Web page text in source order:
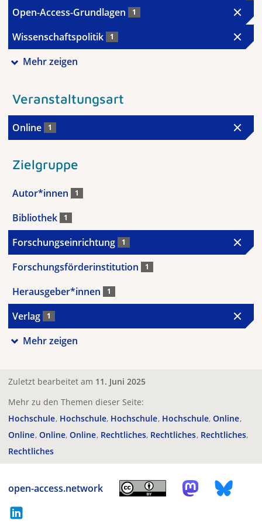
Open-Access-Grundlagen 1
Wissenschaftspolitik 1
Mehr zeigen
Veranstaltungsart
Online 1
Zielgruppe
Autor*innen 1
Bibliothek 1
Forschungseinrichtung 1
Forschungsförderinstitution 1
Herausgeber*innen 1
Verlag 1
Mehr zeigen
Zuletzt bearbeitet am 11. Juni 2025
Mehr zu den Themen dieser Seite:
Hochschule Hochschule Hochschule Hochschule Online
Online Online Online Rechtliches Rechtliches Rechtliches
Rechtliches
open-access.network